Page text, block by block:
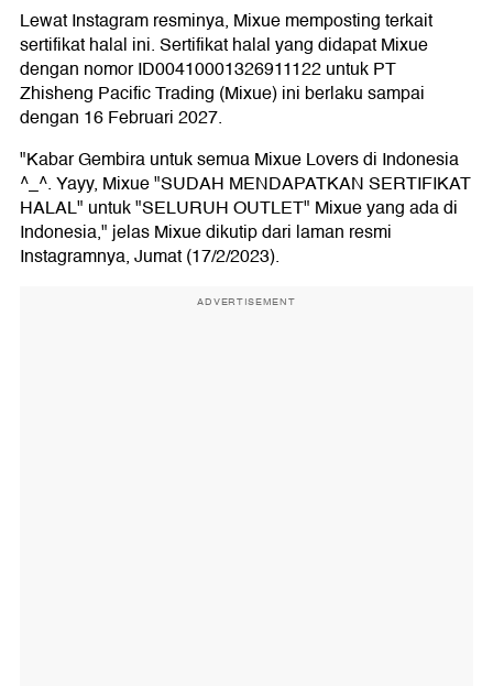
Lewat Instagram resminya, Mixue memposting terkait
sertifikat halal ini. Sertifikat halal yang didapat Mixue
dengan nomor ID00410001326911122 untuk PT
Zhisheng Pacific Trading (Mixue) ini berlaku sampai
dengan 16 Februari 2027.
"Kabar Gembira untuk semua Mixue Lovers di Indonesia
^_^. Yayy, Mixue "SUDAH MENDAPATKAN SERTIFIKAT
HALAL" untuk "SELURUH OUTLET" Mixue yang ada di
Indonesia," jelas Mixue dikutip dari laman resmi
Instagramnya, Jumat (17/2/2023).
ADVERTISEMENT